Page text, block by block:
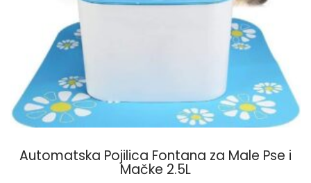
Automatska Pojilica Fontana za Male Pse i
Mačke 2.5L